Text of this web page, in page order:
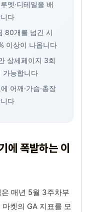
엣·디테일을 배
다
80개를 넘긴 시
이상이 나옵니다
상세페이지 3회
가능합니다
어깨·가슴·총장
다
에 폭발하는 이
매년 5월 3주차부
켓의 GA 지표를 모